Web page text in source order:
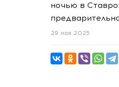
ночью в
29 мая 2025